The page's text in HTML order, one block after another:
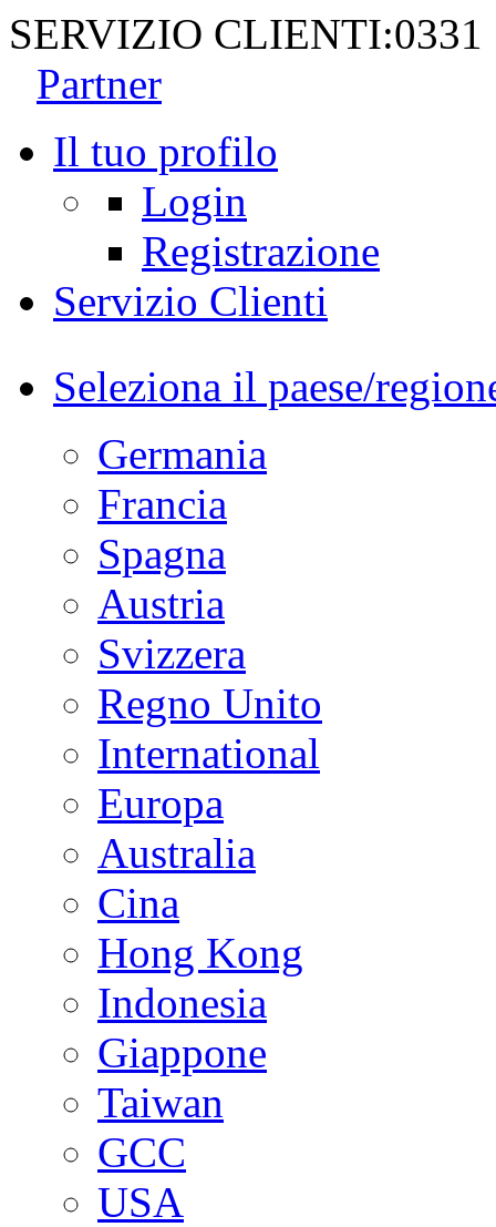
SERVIZIO CLIENTI:0331
Partner
Il tuo profilo
Login
Registrazione
Servizio Clienti
Seleziona il paese/
Germania
Francia
Spagna
Austria
Svizzera
Regno Unito
International
Europa
Australia
Cina
Hong Kong
Indonesia
Giappone
Taiwan
GCC
USA